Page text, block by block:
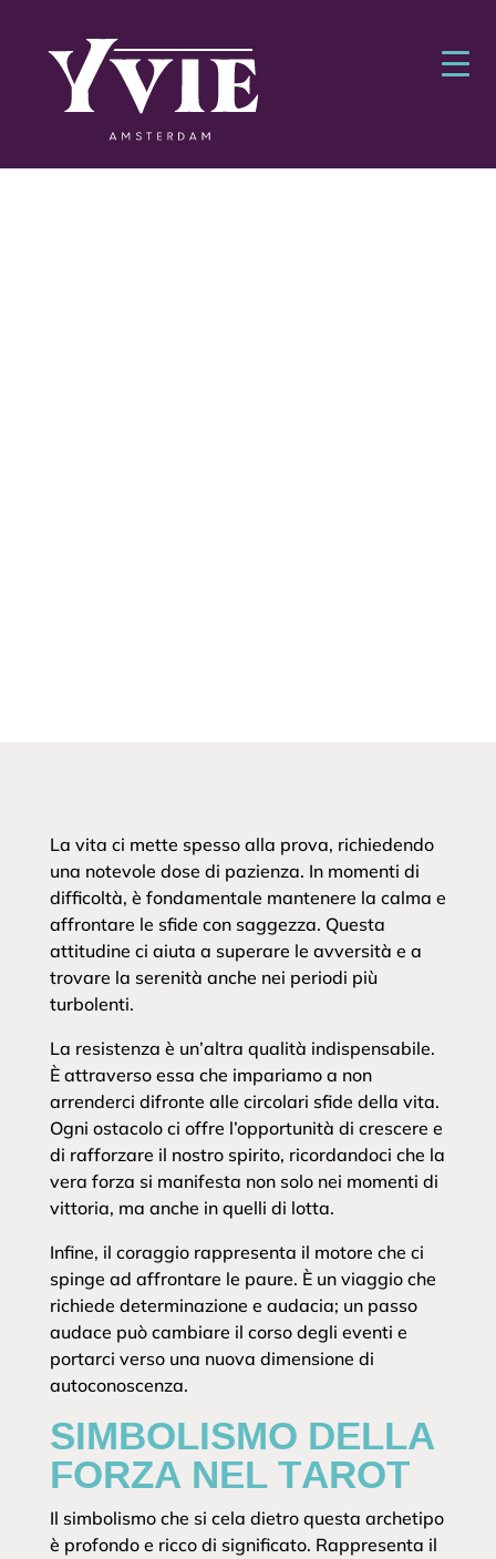
La vita ci mette spesso alla prova, richiedendo
una notevole dose di pazienza. In momenti di
difficoltà, è fondamentale mantenere la calma e
affrontare le sfide con saggezza. Questa
attitudine ci aiuta a superare le avversità e a
trovare la serenità anche nei periodi più
turbolenti.
La resistenza è un’altra qualità indispensabile.
È attraverso essa che impariamo a non
arrenderci difronte alle circolari sfide della vita.
Ogni ostacolo ci offre l’opportunità di crescere e
di rafforzare il nostro spirito, ricordandoci che la
vera forza si manifesta non solo nei momenti di
vittoria, ma anche in quelli di lotta.
Infine, il coraggio rappresenta il motore che ci
spinge ad affrontare le paure. È un viaggio che
richiede determinazione e audacia; un passo
audace può cambiare il corso degli eventi e
portarci verso una nuova dimensione di
autoconoscenza.
SIMBOLISMO DELLA
FORZA NEL TAROT
Il simbolismo che si cela dietro questa archetipo
è profondo e ricco di significato. Rappresenta il